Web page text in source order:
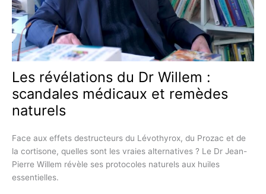
Les révélations du Dr Willem :
scandales médicaux et remèdes
naturels
Face aux effets destructeurs du Lévothyrox, du Prozac et de
la cortisone, quelles sont les vraies alternatives ? Le Dr Jean-
Pierre Willem révèle ses protocoles naturels aux huiles
essentielles.